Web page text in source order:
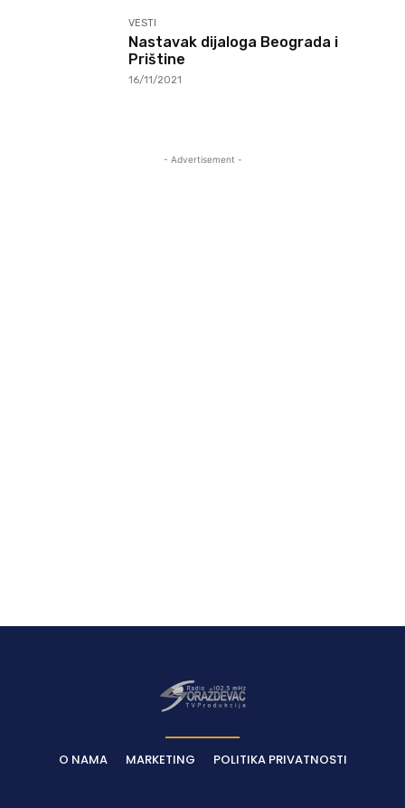
VESTI
Nastavak dijaloga Beograda i
Prištine
16/11/2021
- Advertisement -
O NAMA MARKETING POLITIKA PRIVATNOSTI